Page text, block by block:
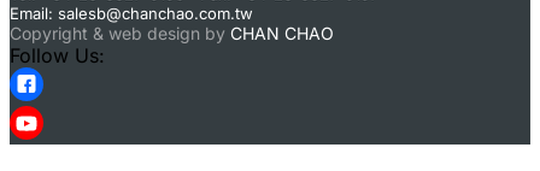
Email: salesb@chanchao.com.tw
Copyright & web design by CHAN CHAO
Follow Us: